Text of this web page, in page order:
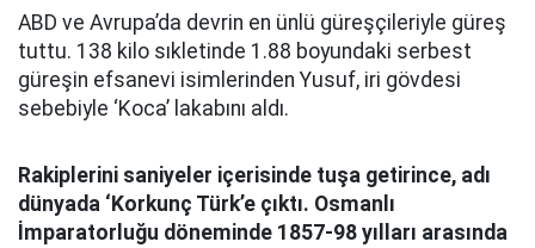
ABD ve Avrupa’da devrin en ünlü güreşçileriyle güreş
tuttu. 138 kilo sıkletinde 1.88 boyundaki serbest
güreşin efsanevi isimlerinden Yusuf, iri gövdesi
sebebiyle ‘Koca’ lakabını aldı.
Rakiplerini saniyeler içerisinde tuşa getirince, adı
dünyada ‘Korkunç Türk’e çıktı. Osmanlı
İmparatorluğu döneminde 1857-98 yılları arasında